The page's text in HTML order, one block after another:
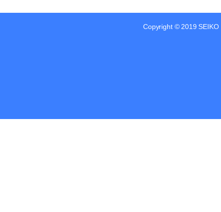
Copyright © 2019 SEIKO